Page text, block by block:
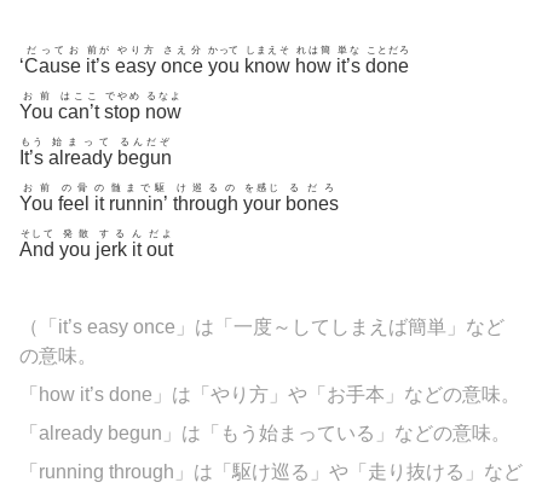
‘Cause
だってお
it’s
前が
easy
やり方
once
さえ分
you
かって
know
しまえそ
how
れは簡
it’s
単な
done
ことだろ
You
お前
can’t
はここ
stop
でやめ
now
るなよ
It’s
もう
already
始まって
begun
るんだぞ
You
お前
feel
の骨
it
の
runnin’
髄まで駆
through
け巡るの
your
を感じ
bones
るだろ
And
そして
you
発散
jerk
する
it
ん
out
だよ
（「it’s easy once」は「一度～してしまえば簡単」など
の意味。
「how it’s done」は「やり方」や「お手本」などの意味。
「already begun」は「もう始まっている」などの意味。
「running through」は「駆け巡る」や「走り抜ける」など